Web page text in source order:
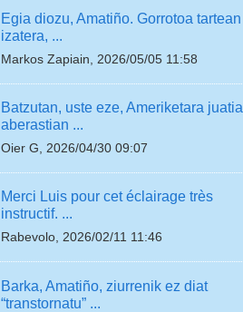
Egia diozu, Amatiño. Gorrotoa tartean
izatera, ...
Markos Zapiain, 2026/05/05 11:58
Batzutan, uste eze, Ameriketara juatia
aberastian ...
Oier G, 2026/04/30 09:07
Merci Luis pour cet éclairage très
instructif. ...
Rabevolo, 2026/02/11 11:46
Barka, Amatiño, ziurrenik ez diat
“transtornatu” ...